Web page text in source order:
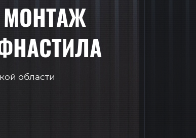
МОНТАЖ
области